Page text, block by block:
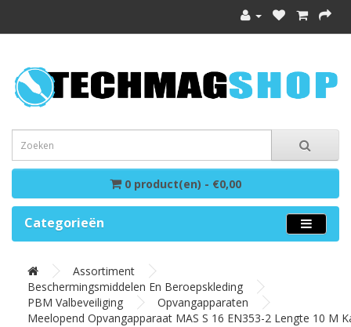
0 product(en) - €0,00
Categorieën
Assortiment
Beschermingsmiddelen En Beroepskleding
PBM Valbeveiliging
Opvangapparaten
Meelopend Opvangapparaat MAS S 16 EN353-2 Lengte 10 M